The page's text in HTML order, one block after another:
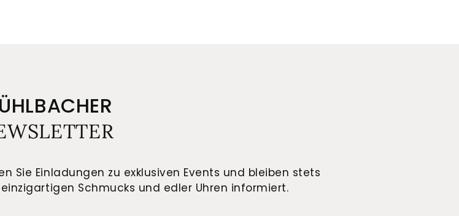
Sie Einladungen zu exklusiven Events und bleiben stets
Schmucks und edler Uhren informiert.